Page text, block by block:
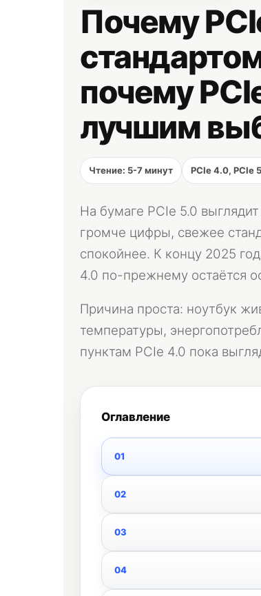
Почему
почему
лучшим
Чтение: 5-7 минут PCIe 4.0, PCIe
На бумаге PCIe 5.0
громче цифры, свежее
спокойнее. К концу 2025
4.0 по-прежнему остаётся
Причина проста: ноутбук
температуры,
пунктам PCIe 4.0 пока
Оглавление